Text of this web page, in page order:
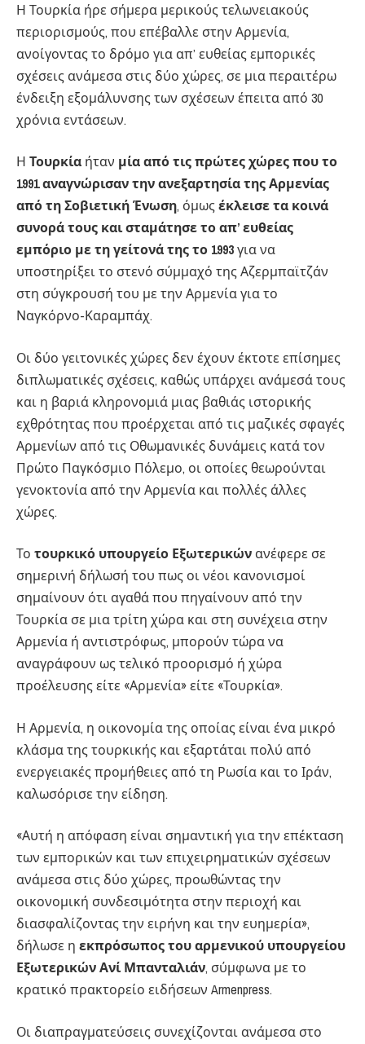
Η Τουρκία ήρε σήμερα μερικούς τελωνειακούς
περιορισμούς, που επέβαλλε στην Αρμενία,
ανοίγοντας το δρόμο για απ’ ευθείας εμπορικές
σχέσεις ανάμεσα στις δύο χώρες, σε μια περαιτέρω
ένδειξη εξομάλυνσης των σχέσεων έπειτα από 30
χρόνια εντάσεων.
Η Τουρκία ήταν μία από τις πρώτες χώρες που το
1991 αναγνώρισαν την ανεξαρτησία της Αρμενίας
από τη Σοβιετική Ένωση, όμωςέκλεισε τα κοινά
συνορά τους και σταμάτησε το απ’ ευθείας
εμπόριο με τη γείτονά της το 1993για να
υποστηρίξει το στενό σύμμαχό της Αζερμπαϊτζάν
στη σύγκρουσή του με την Αρμενία για το
Ναγκόρνο-Καραμπάχ.
Οι δύο γειτονικές χώρες δεν έχουν έκτοτε επίσημες
διπλωματικές σχέσεις, καθώς υπάρχει ανάμεσά τους
και η βαριά κληρονομιά μιας βαθιάς ιστορικής
εχθρότητας που προέρχεται από τις μαζικές σφαγές
Αρμενίων από τις Οθωμανικές δυνάμεις κατά τον
Πρώτο Παγκόσμιο Πόλεμο, οι οποίες θεωρούνται
γενοκτονία από την Αρμενία και πολλές άλλες
χώρες.
Το τουρκικό υπουργείο Εξωτερικών ανέφερε σε
σημερινή δήλωσή του πως οι νέοι κανονισμοί
σημαίνουν ότι αγαθά που πηγαίνουν από την
Τουρκία σε μια τρίτη χώρα και στη συνέχεια στην
Αρμενία ή αντιστρόφως, μπορούν τώρα να
αναγράφουν ως τελικό προορισμό ή χώρα
προέλευσης είτε «Αρμενία» είτε «Τουρκία».
Η Αρμενία, η οικονομία της οποίας είναι ένα μικρό
κλάσμα της τουρκικής και εξαρτάται πολύ από
ενεργειακές προμήθειες από τη Ρωσία και το Ιράν,
καλωσόρισε την είδηση.
«Αυτή η απόφαση είναι σημαντική για την επέκταση
των εμπορικών και των επιχειρηματικών σχέσεων
ανάμεσα στις δύο χώρες, προωθώντας την
οικονομική συνδεσιμότητα στην περιοχή και
διασφαλίζοντας την ειρήνη και την ευημερία»,
δήλωσε η εκπρόσωπος του αρμενικού υπουργείου
Εξωτερικών Ανί Μπανταλιάν, σύμφωνα με το
κρατικό πρακτορείο ειδήσεων Armenpress.
Οι διαπραγματεύσεις συνεχίζονται ανάμεσα στο